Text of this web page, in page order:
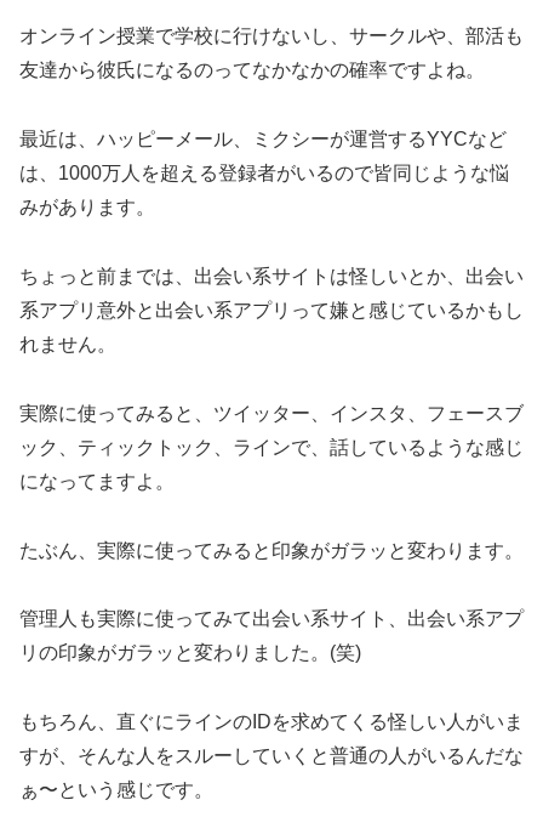
オンライン授業で学校に行けないし、サークルや、部活も
友達から彼氏になるのってなかなかの確率ですよね。
最近は、ハッピーメール、ミクシーが運営するYYCなど
は、1000万人を超える登録者がいるので皆同じような悩
みがあります。
ちょっと前までは、出会い系サイトは怪しいとか、出会い
系アプリ意外と出会い系アプリって嫌と感じているかもし
れません。
実際に使ってみると、ツイッター、インスタ、フェースブ
ック、ティックトック、ラインで、話しているような感じ
になってますよ。
たぶん、実際に使ってみると印象がガラッと変わります。
管理人も実際に使ってみて出会い系サイト、出会い系アプ
リの印象がガラッと変わりました。(笑)
もちろん、直ぐにラインのIDを求めてくる怪しい人がいま
すが、そんな人をスルーしていくと普通の人がいるんだな
ぁ〜という感じです。